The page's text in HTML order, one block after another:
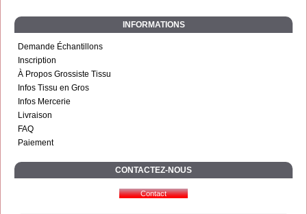
INFORMATIONS
Demande Échantillons
Inscription
À Propos Grossiste Tissu
Infos Tissu en Gros
Infos Mercerie
Livraison
FAQ
Paiement
CONTACTEZ-NOUS